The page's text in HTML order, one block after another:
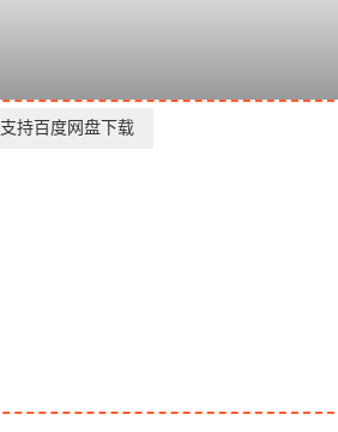
支持百度网盘下载